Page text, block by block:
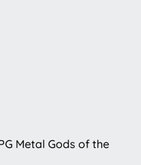
Metal Gods of the